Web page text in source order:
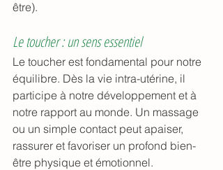
être).
Le toucher : un sens essentiel
Le toucher est fondamental pour notre
équilibre. Dès la vie intra-utérine, il
participe à notre développement et à
notre rapport au monde. Un massage
ou un simple contact peut apaiser,
rassurer et favoriser un profond bien-
être physique et émotionnel.